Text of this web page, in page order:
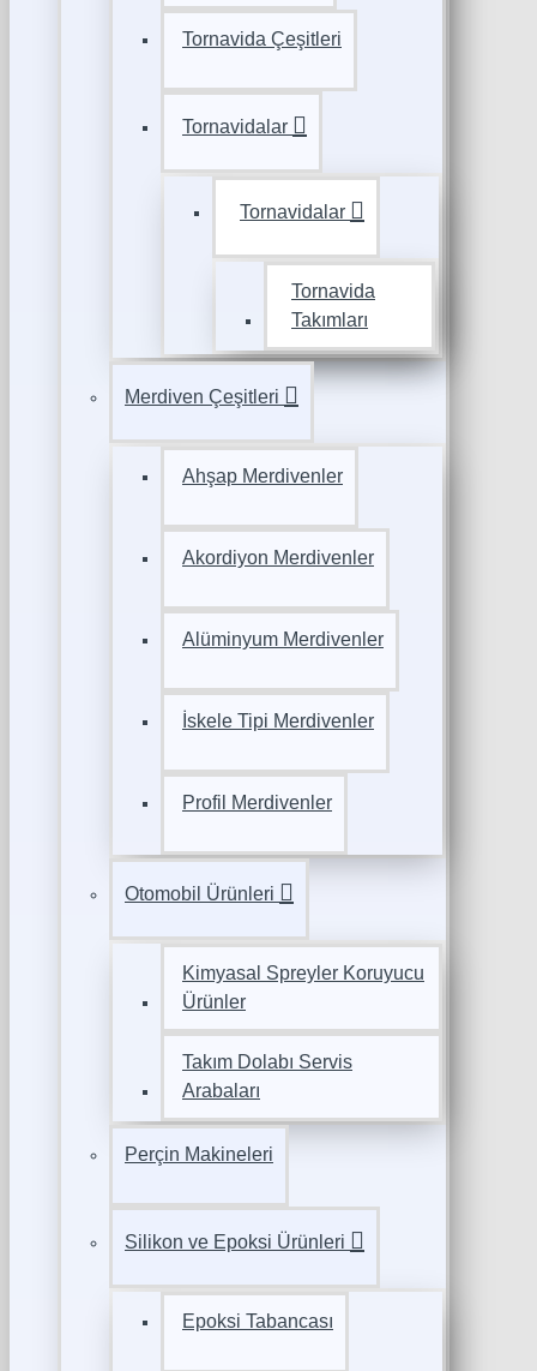
Tornavida Çeşitleri
Tornavidalar
Tornavidalar
Tornavida
Takımları
Merdiven Çeşitleri
Ahşap Merdivenler
Akordiyon Merdivenler
Alüminyum Merdivenler
İskele Tipi Merdivenler
Profil Merdivenler
Otomobil Ürünleri
Kimyasal Spreyler Koruyucu
Ürünler
Takım Dolabı Servis
Arabaları
Perçin Makineleri
Silikon ve Epoksi Ürünleri
Epoksi Tabancası